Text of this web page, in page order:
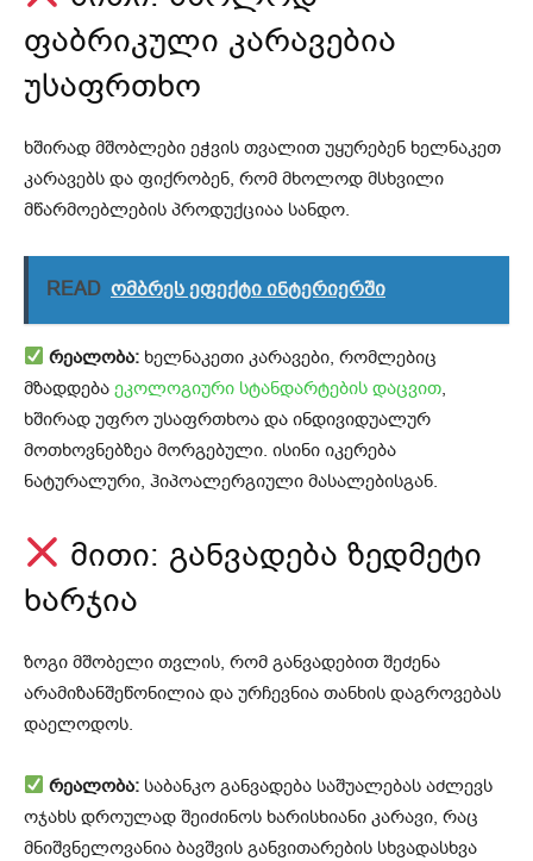
ფაბრიკული კარავებია
უსაფრთხო
ხშირად მშობლები ეჭვის თვალით უყურებენ ხელნაკეთ
კარავებს და ფიქრობენ, რომ მხოლოდ მსხვილი
მწარმოებლების პროდუქციაა სანდო.
READ ომბრეს ეფექტი ინტერიერში
რეალობა: ხელნაკეთი კარავები, რომლებიც
მზადდება ეკოლოგიური სტანდარტების დაცვით,
ხშირად უფრო უსაფრთხოა და ინდივიდუალურ
მოთხოვნებზეა მორგებული. ისინი იკერება
ნატურალური, ჰიპოალერგიული მასალებისგან.
მითი: განვადება ზედმეტი
ხარჯია
ზოგი მშობელი თვლის, რომ განვადებით შეძენა
არამიზანშეწონილია და ურჩევნია თანხის დაგროვებას
დაელოდოს.
რეალობა: საბანკო განვადება საშუალებას აძლევს
ოჯახს დროულად შეიძინოს ხარისხიანი კარავი, რაც
მნიშვნელოვანია ბავშვის განვითარების სხვადასხვა